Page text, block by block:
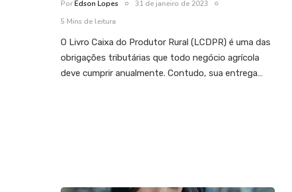
PorEdson Lopes
31 de janeiro de 2023
5 Mins de leitura
O Livro Caixa do Produtor Rural (LCDPR) é uma das
obrigações tributárias que todo negócio agrícola
deve cumprir anualmente. Contudo, sua entrega…